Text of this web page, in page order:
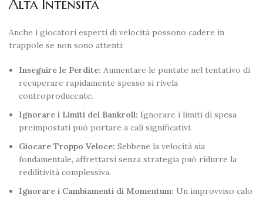
Alta Intensità
Anche i giocatori esperti di velocità possono cadere in
trappole se non sono attenti:
Inseguire le Perdite: Aumentare le puntate nel tentativo di
recuperare rapidamente spesso si rivela
controproducente.
Ignorare i Limiti del Bankroll: Ignorare i limiti di spesa
preimpostati può portare a cali significativi.
Giocare Troppo Veloce: Sebbene la velocità sia
fondamentale, affrettarsi senza strategia può ridurre la
redditività complessiva.
Ignorare i Cambiamenti di Momentum: Un improvviso calo